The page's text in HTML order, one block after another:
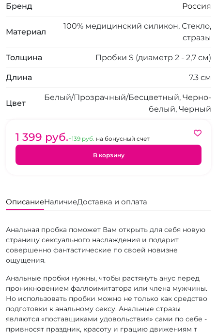
Бренд Россия
Материал
100% медицинский силикон, Стекло,
стразы
Толщина Пробки S (диаметр 2 - 2,7 см)
Длина 7.3 см
Цвет
Белый/Прозрачный/Бесцветный, Черно-
белый, Черный
1 399 pуб.+139 pуб. на бонусный счет
В корзину
ОписаниеНаличиеДоставка и оплата
Анальная пробка поможет Вам открыть для себя новую
страницу сексуального наслаждения и подарит
совершенно фантастические по своей новизне
ощущения.
Анальные пробки нужны, чтобы растянуть анус перед
проникновением фаллоимитатора или члена мужчины.
Но использовать пробки можно не только как средство
подготовки к анальному сексу. Анальные стразы
являются «поставщиками удовольствия» сами по себе -
привносят праздник, красоту и грацию движениям т